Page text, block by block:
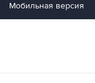
Мобильная версия